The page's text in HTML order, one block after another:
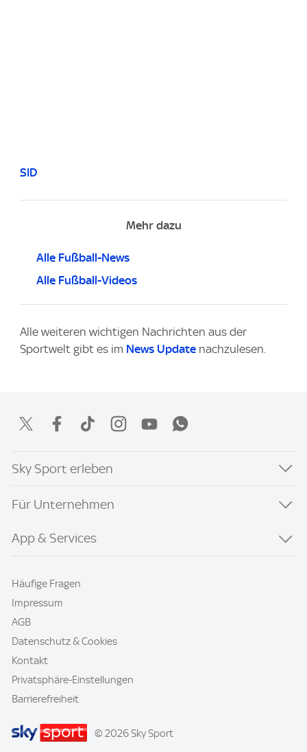
SID
Mehr dazu
Alle Fußball-News
Alle Fußball-Videos
Alle weiteren wichtigen Nachrichten aus der
Sportwelt gibt es im News Update nachzulesen.
Sky Sport erleben
Für Unternehmen
App & Services
Häufige Fragen
Impressum
AGB
Datenschutz & Cookies
Kontakt
Privatsphäre-Einstellungen
Barrierefreiheit
© 2026 Sky Sport